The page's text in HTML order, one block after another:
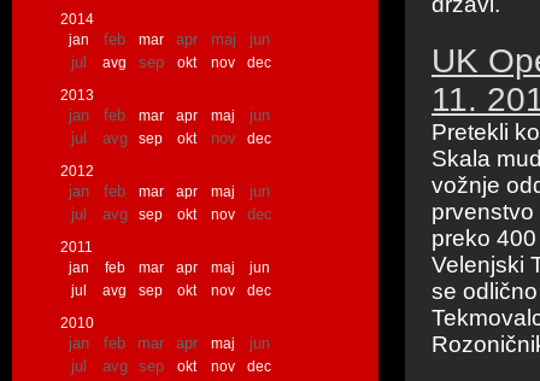
2014
jan
feb mar apr maj
jun
jul
avg sep okt nov
dec
2013
jan feb mar apr maj
jun
jul
avg sep okt nov
dec
2012
jan feb mar apr maj
jun
jul
avg sep okt nov dec
2011
jan
feb mar apr maj
jun
jul
avg sep okt nov
dec
2010
jan feb mar apr maj
jun
jul
avg sep okt nov
dec
UK
11.
Pretekli
Skala
vožnje
prvenstvo
preko
Velenjski
se